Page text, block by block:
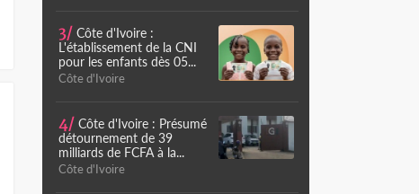
3/ Côte d'Ivoire :
L'établissement de la CNI
pour les enfants dès 05...
Côte d'Ivoire
4/ Côte d'Ivoire : Présumé
détournement de 39
milliards de FCFA à la...
Côte d'Ivoire